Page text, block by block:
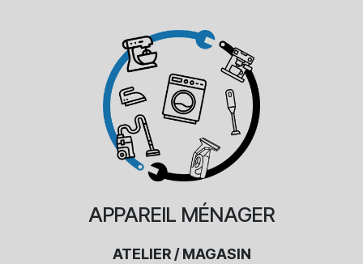
APPAREIL MÉNAGER
ATELIER / MAGASIN